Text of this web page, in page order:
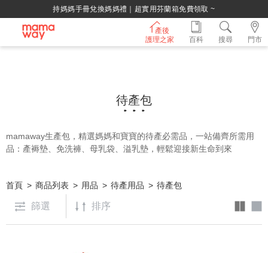
持媽媽手冊兌換媽媽禮｜超實用芬蘭箱免費領取 ~
產後
護理之家
門市
百科 搜尋
待產包
mamaway生產包，精選媽媽和寶寶的待產必需品，一站備齊所需用
品：產褥墊、免洗褲、母乳袋、溢乳墊，輕鬆迎接新生命到來
首頁 商品列表 用品 待產用品 待產包
篩選